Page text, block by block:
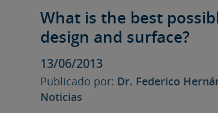
PLANIFICACIÓN 3D
FAQS
What is the best
design and surface?
13/06/2013
Publicado por: Dr. Federico
Noticias